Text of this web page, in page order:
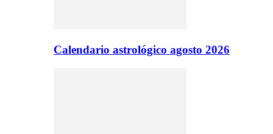
Calendario astrológico agosto 2026